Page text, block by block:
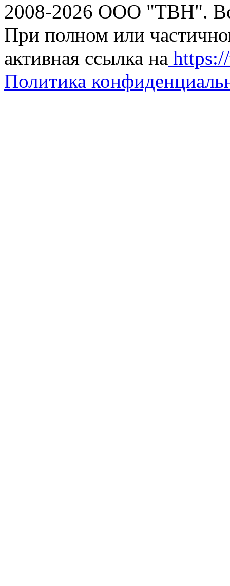
2008-2026 ООО "ТВН".
При полном или
активная ссылка на
Политика